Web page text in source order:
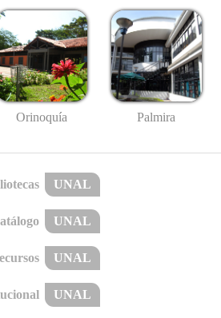
Orinoquía Palmira
UNAL
UNAL
UNAL
UNAL